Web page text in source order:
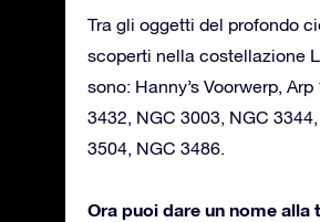
Tra gli oggetti del profondo
scoperti nella costellazione
sono: Hanny’s Voorwerp, Arp
3432, NGC 3003, NGC
3504, NGC 3486.
Ora puoi dare un nome alla